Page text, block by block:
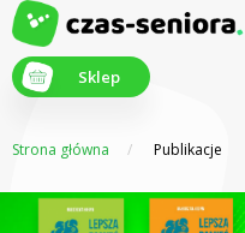
Sklep
Z myślą o
Strona główna Publikacje